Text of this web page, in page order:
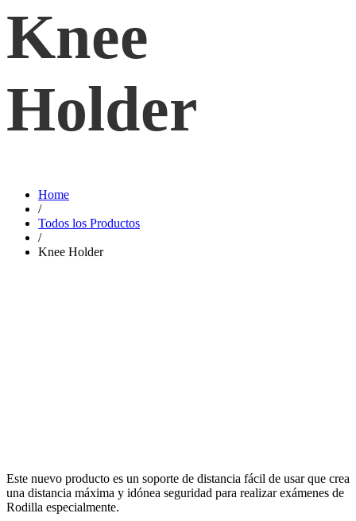
Knee
Holder
Home
/
Todos los Productos
/
Knee Holder
Este nuevo producto es un soporte de distancia fácil de usar que crea
una distancia máxima y idónea seguridad para realizar exámenes de
Rodilla especialmente.